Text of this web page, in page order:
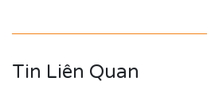
Tin Liên Quan